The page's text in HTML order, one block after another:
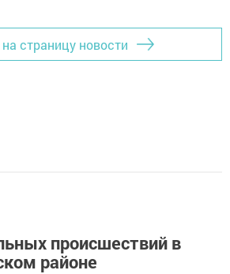
страницу новости
происшествий в
районе